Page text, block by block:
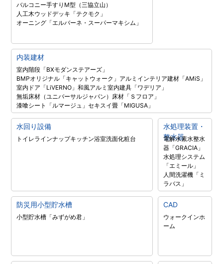
バルコニー手すりM型（三協立山）
人工木ウッドデッキ「テクモク」
オーニング「エルバーネ・スーパーマキシム」
内装建材
室内階段「BXモダンステアーズ」
BMPオリジナル「キャットウォーク」 アルミインテリア建材「AMiS」
室内ドア「LiVERNO」和風アルミ室内建具「ワデリア」
無垢床材（ユニバーサルジャパン） 床材「Ｓフロア」
漆喰シート「ルマージュ」セキスイ畳「MIGUSA」
水回り設備
トイレラインナップキッチン浴室洗面化粧台
水処理装置・
整水器
電解水素水整水
器「GRACIA」
水処理システム
「エミール」
人間洗濯機「ミ
ラバス」
防災用小型貯水槽
小型貯水槽「みずがめ君」
CAD
ウォークインホ
ーム